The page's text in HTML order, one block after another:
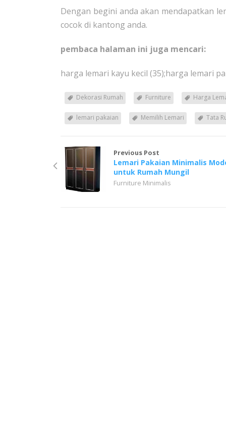
Dengan begini anda akan mendapatkan
cocok di kantong anda.
pembaca halaman ini juga mencari:
harga lemari kayu kecil (35);harga lemari
Dekorasi Rumah Furniture Harga
lemari pakaian Memilih Lemari Tata
Previous Post
Lemari Pakaian Minimalis
untuk Rumah Mungil
Furniture Minimalis